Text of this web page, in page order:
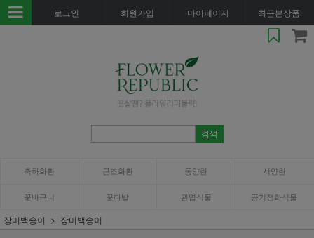
로그인 회원가입 마이페이지 최근본상품
축하화환 근조화환 동양란 서양란
꽃바구니 꽃다발 관엽식물 공기정화식물
장미백송이 장미백송이